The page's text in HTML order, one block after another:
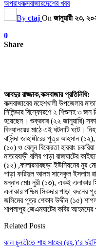
অপরাধকক্সবাজারদেশের খবর
By ctaj On জানুয়ারী ২৩,
0
Share
আবদুর রাজ্জাক,কক্সবাজার প্রতিনিধি:
কক্সবাজারের মহেশখালী উপজেলার
সিলিন্ডার বিস্ফোরণে ২ শিশুসহ ৩
হয়েছেন। শুক্রবার (২২ জানুয়ারি)
বিদ্যালয়ের মাঠে এই ঘটনাটি ঘটে।
বাসিন্দা জাহাঙ্গীরের পুত্র আহসান
(১০) ও বেলুন বিক্রেতা হারবাং
মাতারবাড়ী বলির পাড়া রাজঘাটের
(১২) ,কালারমারছড়া ইউনিয়নের নুর
পাড়া ফরিদুল আলম সাদেকুল ইসলাম
মন্নান মোঃ নুরী (১৩), একই এলাকার
এলাকার পশ্চিম সিকদার পাড়া
জসিমের পুত্র শেকাব উদ্দীন (১৫)
শাপলাপুর জেএমঘাটের কবির
Related Posts
কাল চুনতীতে শাহ সাহেব (রহ.)’র